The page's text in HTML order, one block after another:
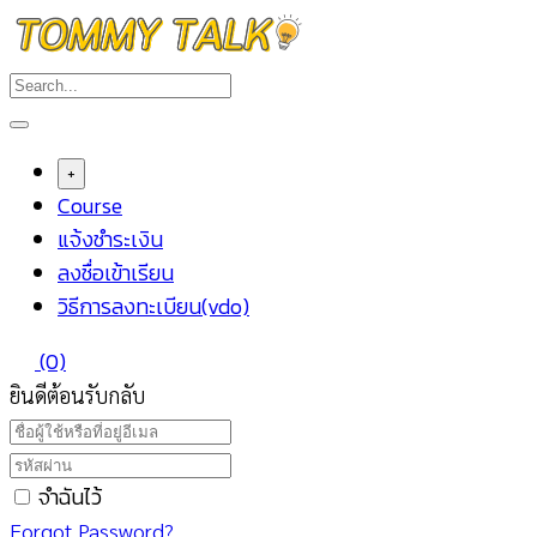
Skip
to
content
+
Course
แจ้งชำระเงิน
ลงชื่อเข้าเรียน
วิธีการลงทะเบียน(vdo)
(0)
ยินดีต้อนรับกลับ
จำฉันไว้
Forgot Password?